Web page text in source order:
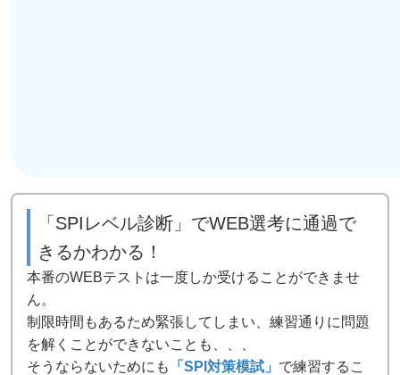
「SPIレベル診断」でWEB選考に通過で
きるかわかる！
本番のWEBテストは一度しか受けることができませ
ん。
制限時間もあるため緊張してしまい、練習通りに問題
を解くことができないことも、、、
そうならないためにも
「SPI対策模試」 で練習するこ